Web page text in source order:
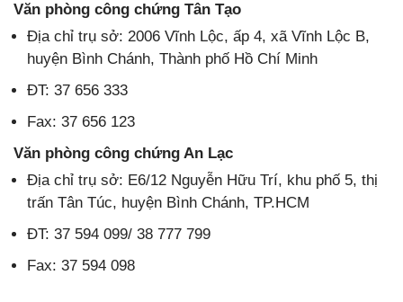
Văn phòng công chứng Tân Tạo
Địa chỉ trụ sở: 2006 Vĩnh Lộc, ấp 4, xã Vĩnh Lộc B,
huyện Bình Chánh, Thành phố Hồ Chí Minh
ĐT: 37 656 333
Fax: 37 656 123
Văn phòng công chứng An Lạc
Địa chỉ trụ sở: E6/12 Nguyễn Hữu Trí, khu phố 5, thị
trấn Tân Túc, huyện Bình Chánh, TP.HCM
ĐT: 37 594 099/ 38 777 799
Fax: 37 594 098